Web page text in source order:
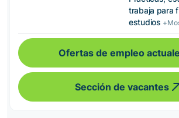
trabaja para
estudios
Ofertas de empleo
Sección de vacantes